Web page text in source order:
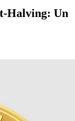
Halving: Un